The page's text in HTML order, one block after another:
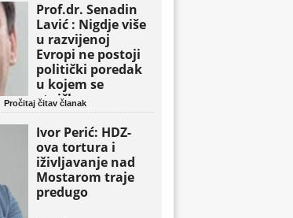
Prof.dr. Senadin
Lavić : Nigdje više
u razvijenoj
Evropi ne postoji
politički poredak
u kojem se
etničke grupe
pojavljuju kao
osnovne političke
jedinice
Pročitaj čitav članak
Ivor Perić: HDZ-
ova tortura i
iživljavanje nad
Mostarom traje
predugo